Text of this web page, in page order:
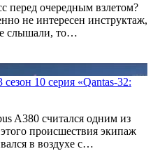
перед очередным взлетом?
не интересен инструктаж,
слышали, то…
10 серия «Qantas-32:
A380 считался одним из
происшествия экипаж
в воздухе с…